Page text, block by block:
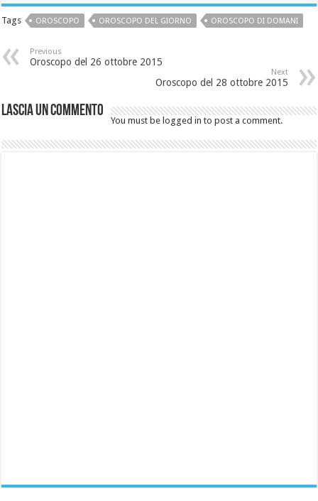
Tags OROSCOPO OROSCOPO DEL GIORNO OROSCOPO DI DOMANI
Previous
Oroscopo del 26 ottobre 2015
Next
Oroscopo del 28 ottobre 2015
Lascia un commento
You must be logged in to post a comment.